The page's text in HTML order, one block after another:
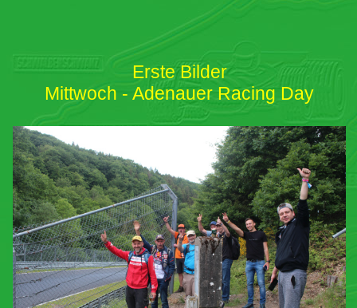
Erste Bilder
Mittwoch - Adenauer Racing Day